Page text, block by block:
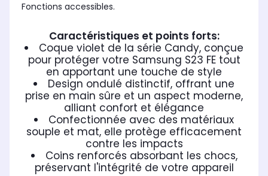
Fonctions accessibles.
Caractéristiques et points forts:
Coque violet de la série Candy, conçue
pour protéger votre Samsung S23 FE tout
en apportant une touche de style
Design ondulé distinctif, offrant une
prise en main sûre et un aspect moderne,
alliant confort et élégance
Confectionnée avec des matériaux
souple et mat, elle protège efficacement
contre les impacts
Coins renforcés absorbant les chocs,
préservant l'intégrité de votre appareil